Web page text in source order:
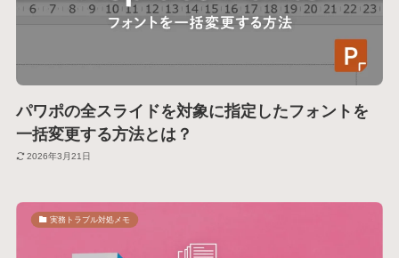
パワポの全スライドを対象に指定したフォントを
一括変更する方法とは？
2026年3月21日
実務トラブル対処メモ